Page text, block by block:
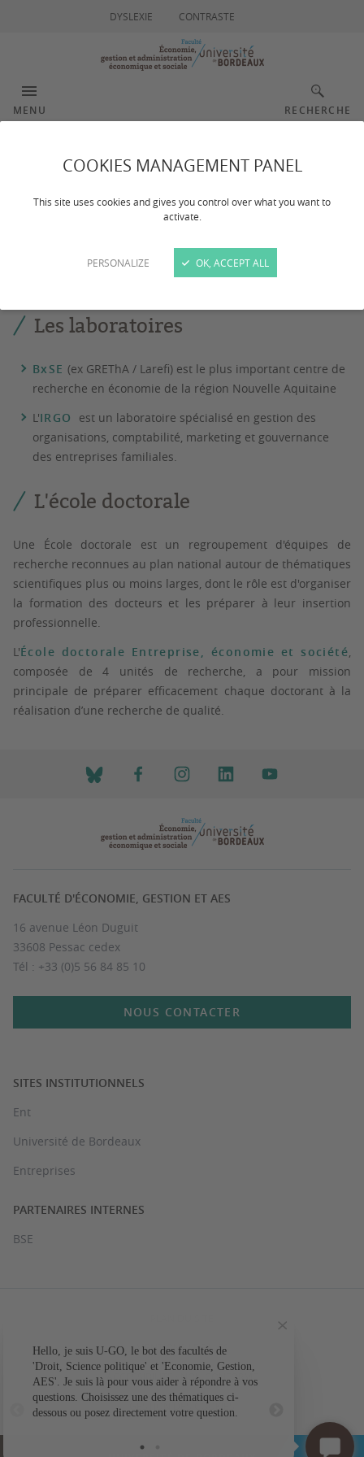
COOKIES MANAGEMENT PANEL
This site uses cookies and gives you control over what you want to
activate.
PERSONALIZE OK, ACCEPT ALL
DYSLEXIE CONTRASTE
MENU RECHERCHE
La recherche en
économie
Les laboratoires
BxSE (ex GREThA / Larefi) est le plus important centre de
recherche en économie de la région Nouvelle Aquitaine
L'IRGO
est un laboratoire spécialisé en gestion des
organisations, comptabilité, marketing et gouvernance
des entreprises familiales.
L'école doctorale
Une École doctorale est un regroupement d'équipes de
recherche reconnues au plan national autour de thématiques
scientifiques plus ou moins larges, dont le rôle est d'organiser
la formation des docteurs et les préparer à leur insertion
professionnelle.
L'École doctorale Entreprise, économie et société,
composée de 4 unités de recherche, a pour mission
principale de préparer efficacement chaque doctorant à la
réalisation d’une recherche de qualité.
FACULTÉ D'ÉCONOMIE, GESTION ET AES
16 avenue Léon Duguit
33608 Pessac cedex
Tél : +33 (0)5 56 84 85 10
NOUS CONTACTER
SITES INSTITUTIONNELS
Ent
Université de Bordeaux
Entreprises
PARTENAIRES INTERNES
BSE
MENTIONS LÉGALES
ACCESSIBILITÉ : NON CONFORME
GESTION DES COOKIES
Hello, je suis U-GO, le bot des facultés de
'Droit, Science politique' et 'Economie, Gestion,
AES'. Je suis là pour vous aider à répondre à vos
questions. Choisissez une des thématiques ci-
dessous ou posez directement votre question.